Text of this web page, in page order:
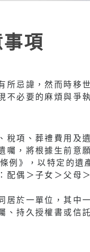
項
所忌諱，然而時移
不必要的麻煩與爭
稅項、葬禮費用及
囑，將根據生前意
例》，以特定的遺
配偶＞子女＞父母
居於一單位，其中
、持久授權書或信